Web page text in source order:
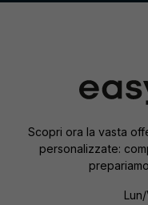
Scopri ora la vasta
personalizzate: